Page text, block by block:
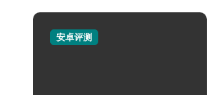
安卓评测